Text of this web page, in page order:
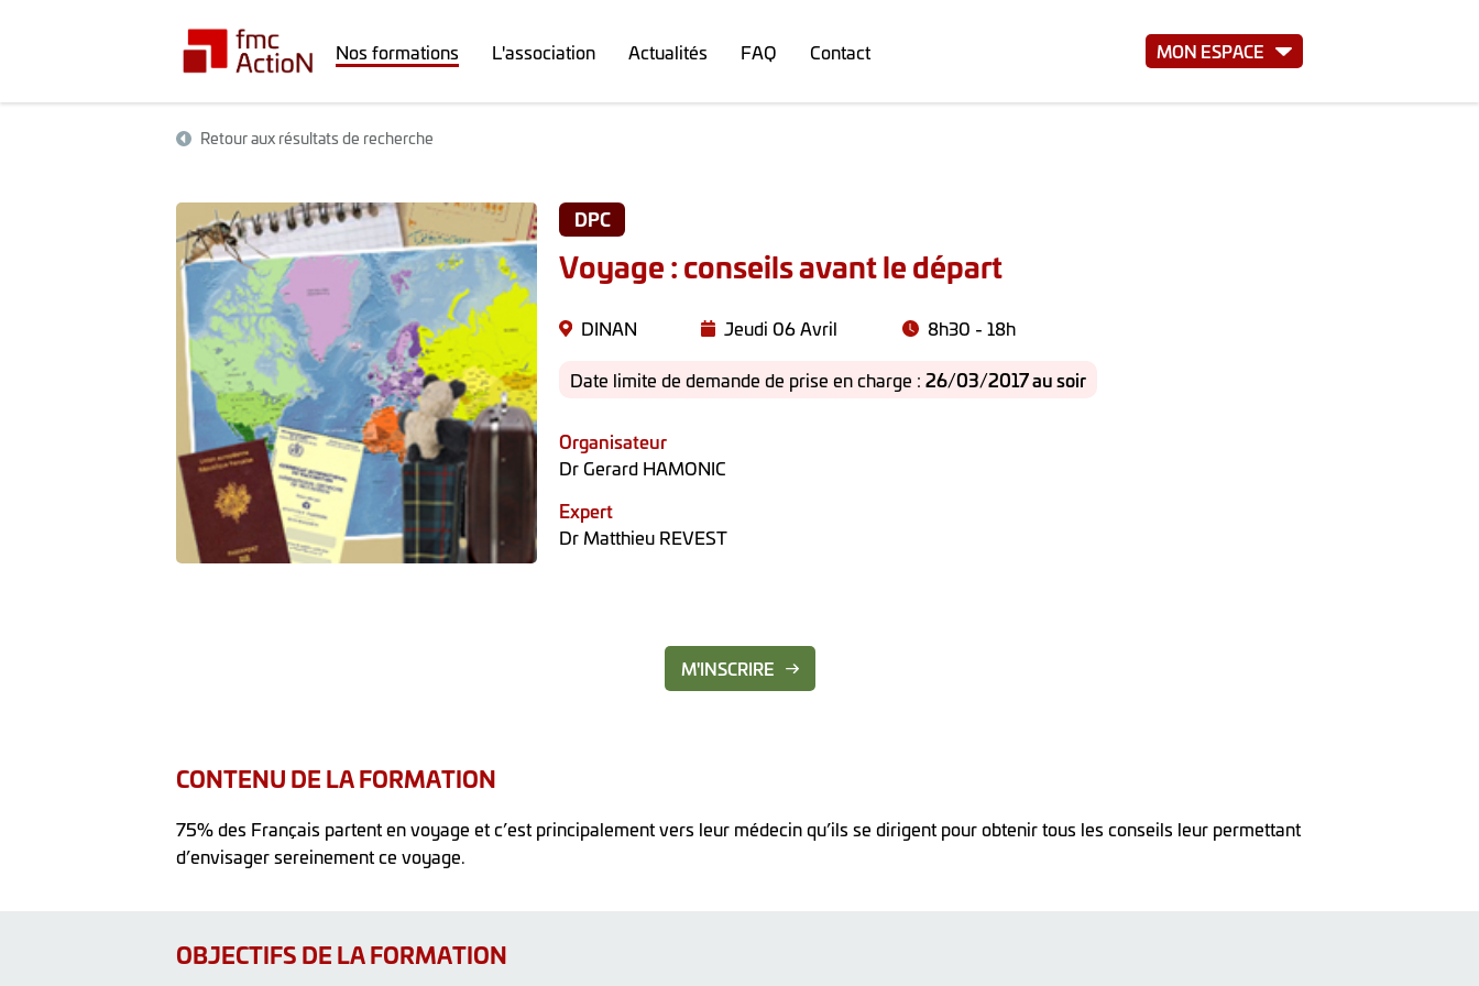
Nos formations L'association Actualités FAQ Contact MON ESPACE
Retour aux résultats de recherche
DPC
Voyage : conseils avant le départ
DINAN Jeudi 06 Avril 8h30 - 18h
Date limite de demande de prise en charge : 26/03/2017 au soir
Organisateur
Dr Gerard HAMONIC
Expert
Dr Matthieu REVEST
M'INSCRIRE
CONTENU DE LA FORMATION
75% des Français partent en voyage et c’est principalement vers leur médecin qu’ils se dirigent pour obtenir tous les conseils leur permettant
d’envisager sereinement ce voyage.
OBJECTIFS DE LA FORMATION